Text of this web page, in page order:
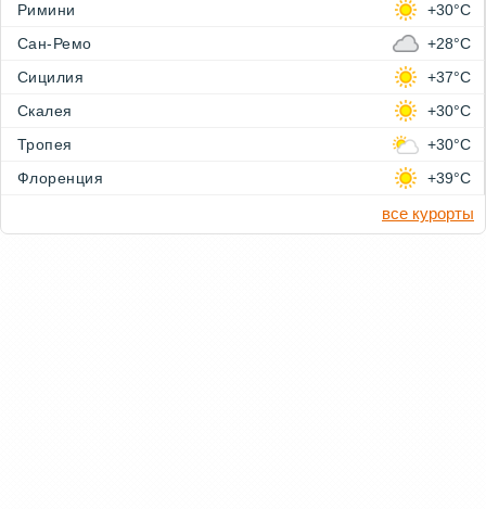
Римини
+30°C
Сан-Ремо
+28°C
Сицилия
+37°C
Скалея
+30°C
Тропея
+30°C
Флоренция
+39°C
все курорты